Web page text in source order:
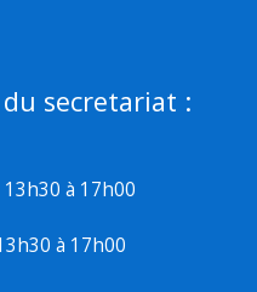
secretariat :
à 17h00
à 17h00